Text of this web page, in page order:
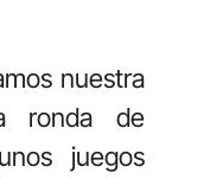
nuestra
ronda de
juegos